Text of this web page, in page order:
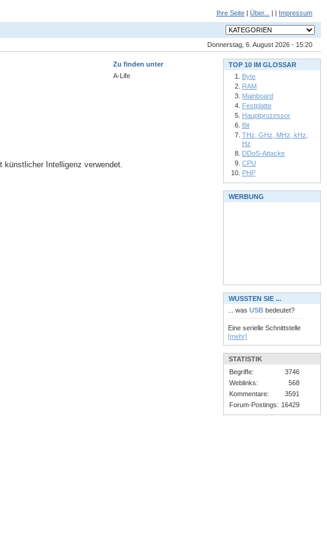
Ihre Seite | Über... | | Impressum
Donnerstag, 6. August 2026 - 15:20
Zu finden unter
A-Life
Intelligenz verwendet.
TOP 10 IM GLOSSAR
Byte
RAM
Mainboard
Festplatte
Hauptprozessor
Bit
THz, GHz, MHz, kHz,
Hz
DDoS-Attacke
CPU
PHP
WERBUNG
WUSSTEN SIE ...
... was USB bedeutet?
Eine serielle Schnittstelle
[mehr]
STATISTIK
Begriffe:
3746
Weblinks:
568
Kommentare:
3591
Forum-Postings: 16429